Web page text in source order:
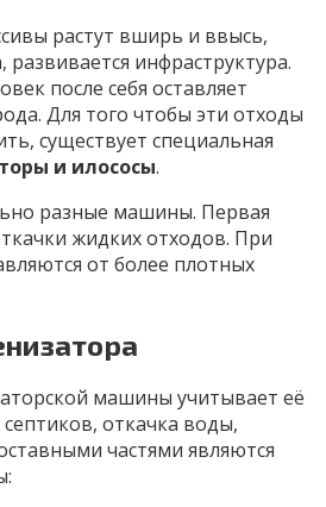
растут вширь и ввысь,
инфраструктура.
после себя оставляет
Для того чтобы эти отходы
существует специальная
и илососы.
разные машины. Первая
жидких отходов. При
от более плотных
машины учитывает её
откачка воды,
частями являются